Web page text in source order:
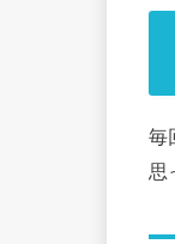
毎
思